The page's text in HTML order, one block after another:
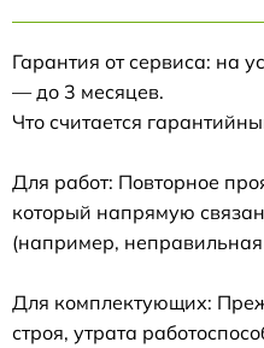
Гарантия от сервиса: на
— до 3 месяцев.
Что считается
Для работ: Повторное
который напрямую
(например, неправильная
Для комплектующих:
строя, утрата